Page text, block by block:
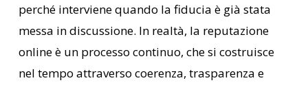
perché interviene quando la fiducia è già stata
messa in discussione. In realtà, la reputazione
online è un processo continuo, che si costruisce
nel tempo attraverso coerenza, trasparenza e